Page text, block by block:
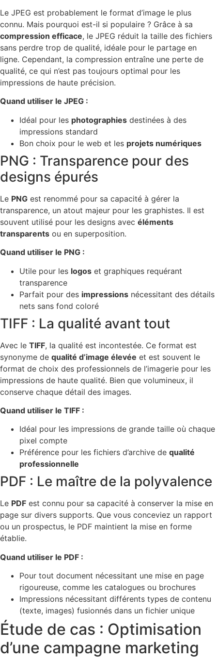
Le JPEG est probablement le format d’image le plus
connu. Mais pourquoi est-il si populaire ? Grâce à sa
compression efficace, le JPEG réduit la taille des fichiers
sans perdre trop de qualité, idéale pour le partage en
ligne. Cependant, la compression entraîne une perte de
qualité, ce qui n’est pas toujours optimal pour les
impressions de haute précision.
Quand utiliser le JPEG :
Idéal pour les photographies destinées à des
impressions standard
Bon choix pour le web et les projets numériques
PNG : Transparence pour des
designs épurés
Le PNG est renommé pour sa capacité à gérer la
transparence, un atout majeur pour les graphistes. Il est
souvent utilisé pour les designs avec éléments
transparents ou en superposition.
Quand utiliser le PNG :
Utile pour les logos et graphiques requérant
transparence
Parfait pour des impressions nécessitant des détails
nets sans fond coloré
TIFF : La qualité avant tout
Avec le TIFF, la qualité est incontestée. Ce format est
synonyme de qualité d’image élevée et est souvent le
format de choix des professionnels de l’imagerie pour les
impressions de haute qualité. Bien que volumineux, il
conserve chaque détail des images.
Quand utiliser le TIFF :
Idéal pour les impressions de grande taille où chaque
pixel compte
Préférence pour les fichiers d’archive de qualité
professionnelle
PDF : Le maître de la polyvalence
Le PDF est connu pour sa capacité à conserver la mise en
page sur divers supports. Que vous conceviez un rapport
ou un prospectus, le PDF maintient la mise en forme
établie.
Quand utiliser le PDF :
Pour tout document nécessitant une mise en page
rigoureuse, comme les catalogues ou brochures
Impressions nécessitant différents types de contenu
(texte, images) fusionnés dans un fichier unique
Étude de cas : Optimisation
d’une campagne marketing